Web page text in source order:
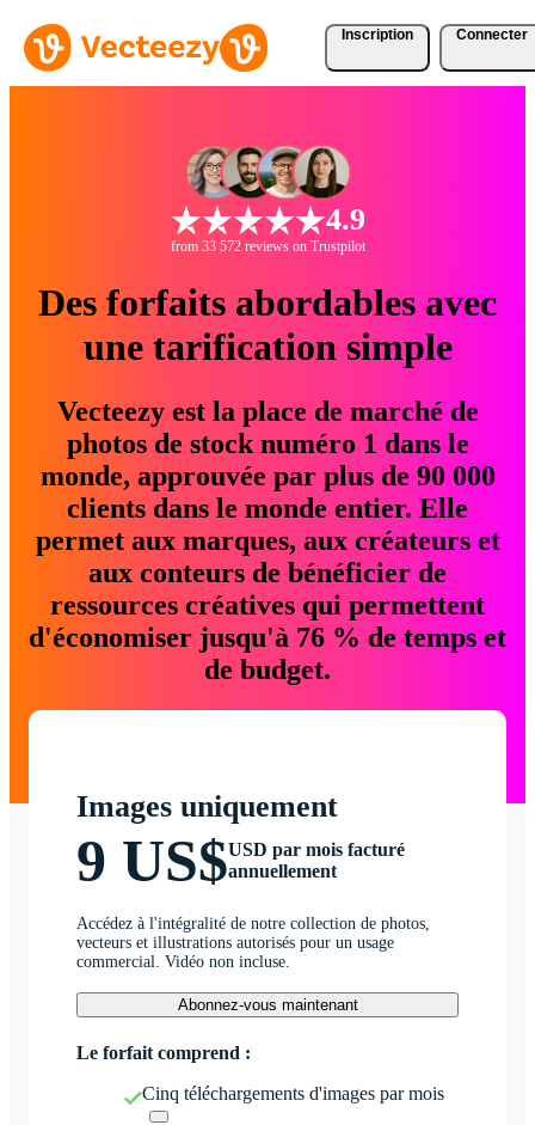
Inscription Connecter
4.9
from 33 572 reviews on Trustpilot
Des forfaits abordables avec
une tarification simple
Vecteezy est la place de marché de
photos de stock numéro 1 dans le
monde, approuvée par plus de 90 000
clients dans le monde entier. Elle
permet aux marques, aux créateurs et
aux conteurs de bénéficier de
ressources créatives qui permettent
d'économiser jusqu'à 76 % de temps et
de budget.
Images uniquement
9 US$USD par mois facturé
annuellement
Accédez à l'intégralité de notre collection de photos,
vecteurs et illustrations autorisés pour un usage
commercial. Vidéo non incluse.
Abonnez-vous maintenant
Le forfait comprend :
Cinq téléchargements d'images par mois